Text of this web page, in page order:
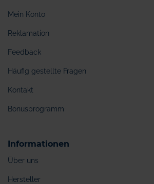
Mein Konto
Reklamation
Feedback
Häufig gestellte Fragen
Kontakt
Bonusprogramm
Informationen
Über uns
Hersteller